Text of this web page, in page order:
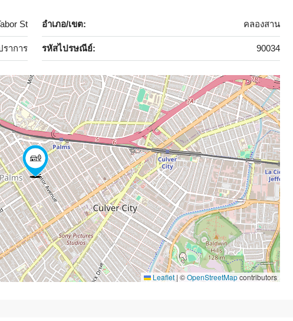
St อำเภอ/เขต: คลองสาน
าการ รหัสไปรษณีย์: 90034
Leaflet | ©OpenStreetMapcontributors